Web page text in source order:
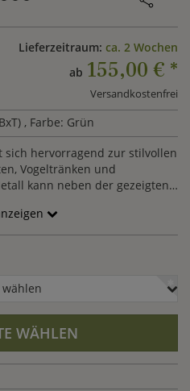
Lieferzeitraum: ca. 2 Wochen
ab 155,00 € *
Versandkostenfrei
, Farbe: Grün
sich hervorragend zur stilvollen
Vogeltränken und
kann neben der gezeigten
WÄHLEN